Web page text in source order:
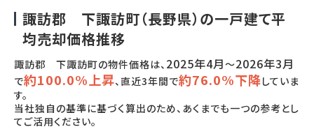
諏訪郡 下諏訪町（長野県）の一戸建て平
均売却価格推移
諏訪郡 下諏訪町の物件価格は、 2025年4月～2026年3月
で約100.0%上昇、直近3年間で約76.0%下降していま
す。
当社独自の基準に基づく算出のため、あくまでも一つの参考とし
てご活用ください。